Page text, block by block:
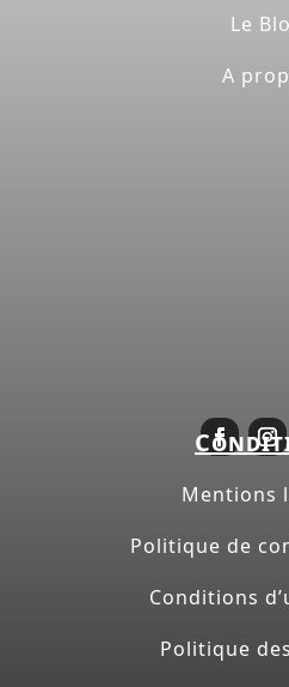
Le
A
Mentions
Politique de
Conditions
Politique